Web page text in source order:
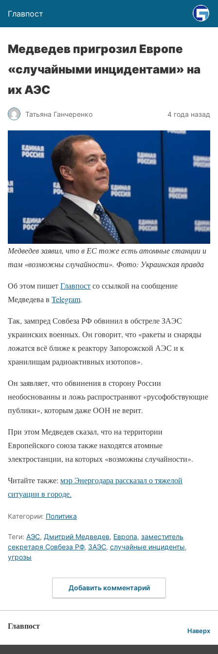
Главпост
Медведев пригрозил Европе
«случайными инцидентами» на
их АЭС
Татьяна Ганчеренко 4 года назад
Медведев заявил, что в ЕС тоже есть атомные станции и
там «возможны случайности». Фото: Украинская правда
Об этом пишетГлавпостсо ссылкой на сообщение
Медведева в Telegram.
Так, зампред Совбеза РФ обвинил в обстреле ЗАЭС
украинских военных. Он говорит, что «ракеты и снаряды
ложатся всё ближе к реактору Запорожской АЭС и к
хранилищам радиоактивных изотопов».
Он заявляет, что обвинения в сторону России
необоснованны и ложь распространяют «русофобствующие
публики», которым даже ООН не верит.
При этом Медведев сказал, что на территории
Европейского союза также находятся атомные
электростанции, на которых «возможны случайности».
Читайте также: мэр Энергодара рассказал о тяжелой
ситуации в городе.
Категории: Политика
Теги: АЭС, Дмитрий Медведев, Европа, заместитель
секретаря Совбеза РФ, ЗАЭС, случайные инциденты,
угрозы
Добавить комментарий
Главпост Наверх